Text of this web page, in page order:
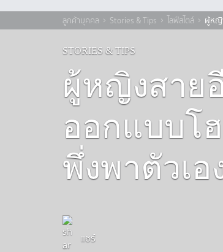
ลูกค้าบุคคล Stories & Tips ไลฟ์สไตล์ ผู้หญิ
STORIES & TIPS
ผู้หญิงสาย
ออกแบบโ
พึ่งพาตัวเ
แชร์